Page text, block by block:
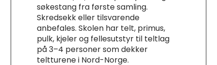
søkestang fra første samling.
Skredsekk eller tilsvarende
anbefales. Skolen har telt, primus,
pulk, kjeler og fellesutstyr til teltlag
på 3–4 personer som dekker
teltturene i Nord-Norge.